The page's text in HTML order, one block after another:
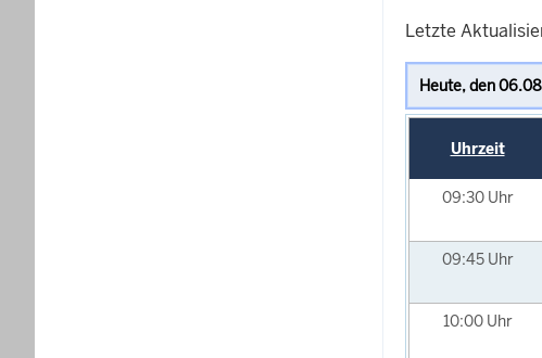
Letzte
Uhrzeit
09:30 Uhr
09:45 Uhr
10:00 Uhr